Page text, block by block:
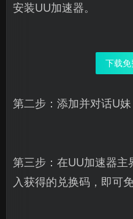
安装UU加速器。
下载
第二步：添加并对话U妹
第三步：在UU加速器主
入获得的兑换码，即可